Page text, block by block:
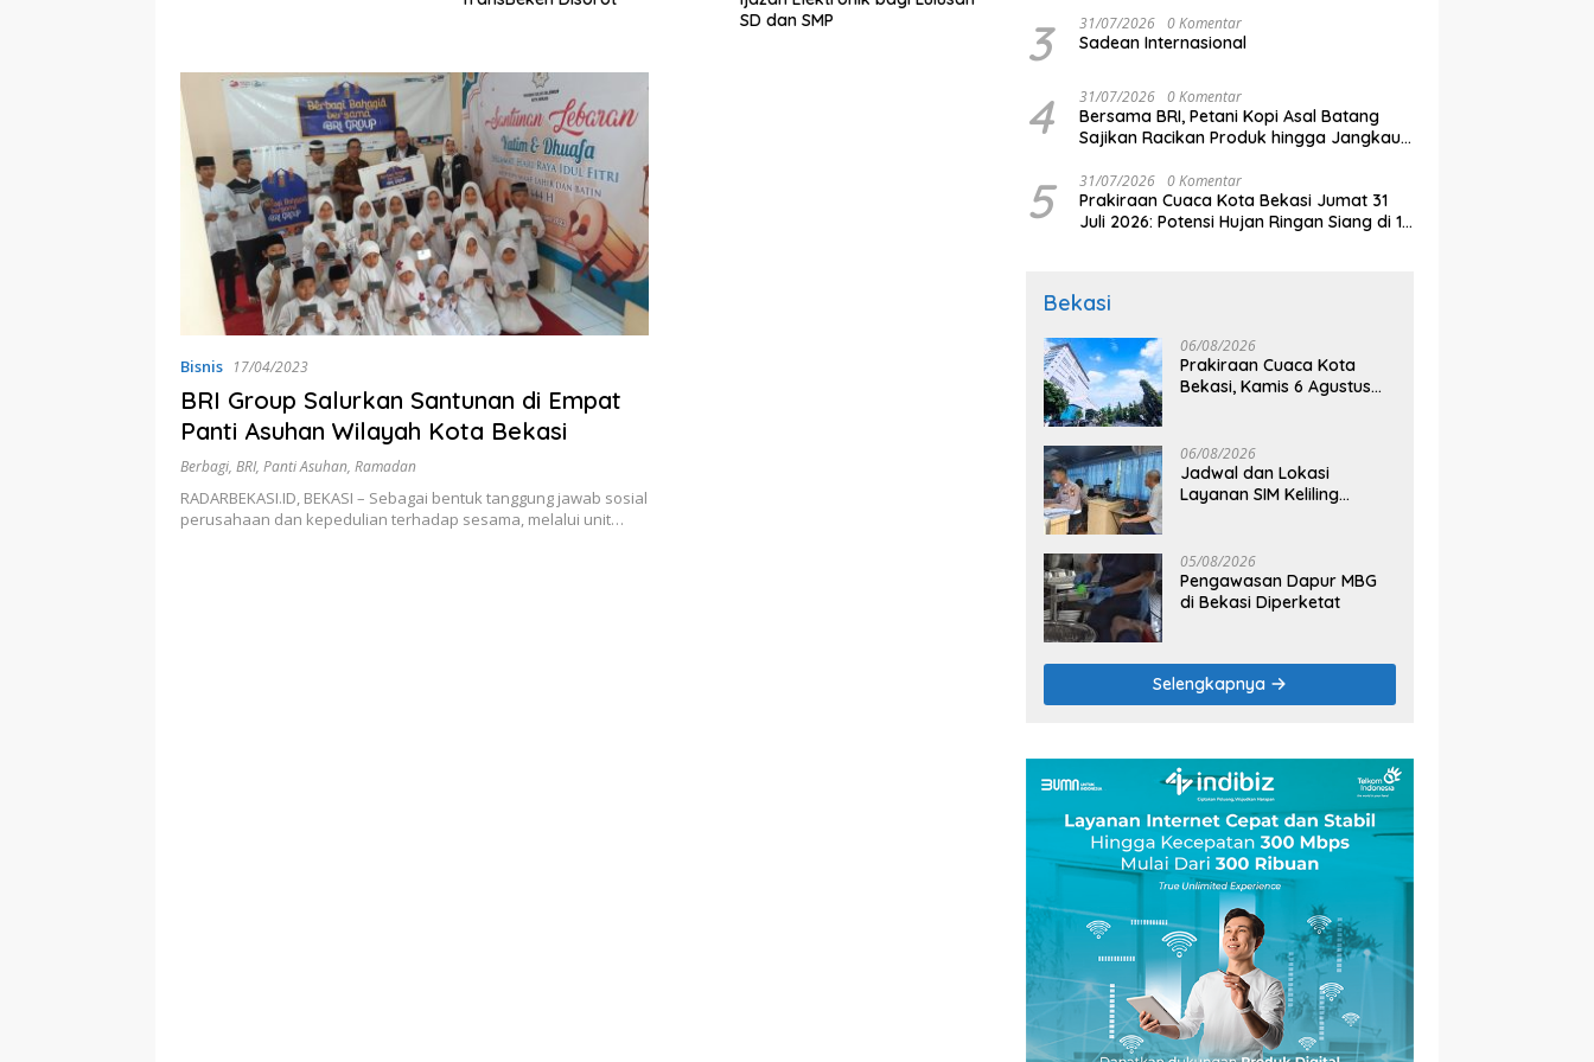
SD dan SMP
Bisnis 17/04/2023
BRI Group Salurkan Santunan di Empat
Panti Asuhan Wilayah Kota Bekasi
Berbagi, BRI, Panti Asuhan, Ramadan
RADARBEKASI.ID, BEKASI – Sebagai bentuk tanggung jawab sosial
perusahaan dan kepedulian terhadap sesama, melalui unit…
3 31/07/2026 0 Komentar
Sadean Internasional
4 31/07/2026 0 Komentar
Bersama BRI, Petani Kopi Asal Batang
Sajikan Racikan Produk hingga Jangkau
5 31/07/2026 0 Komentar
Prakiraan Cuaca Kota Bekasi Jumat 31
Juli 2026: Potensi Hujan Ringan Siang di 12
Bekasi
06/08/2026
Prakiraan Cuaca Kota
Bekasi, Kamis 6 Agustus
06/08/2026
Jadwal dan Lokasi
Layanan SIM Keliling
05/08/2026
Pengawasan Dapur MBG
di Bekasi Diperketat
Selengkapnya